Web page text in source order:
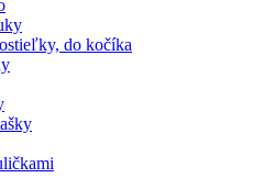
do kočíka